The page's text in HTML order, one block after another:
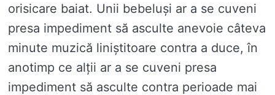
orisicare baiat. Unii bebeluși ar a se cuveni
presa impediment să asculte anevoie câteva
minute muzică liniștitoare contra a duce, în
anotimp ce alții ar a se cuveni presa
impediment să asculte contra perioade mai